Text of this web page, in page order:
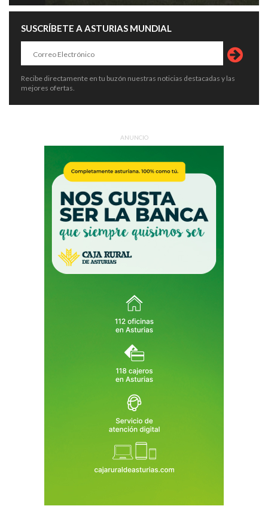
SUSCRÍBETE A ASTURIAS MUNDIAL
Recibe directamente en tu buzón nuestras noticias destacadas y las
mejores ofertas.
ANUNCIO